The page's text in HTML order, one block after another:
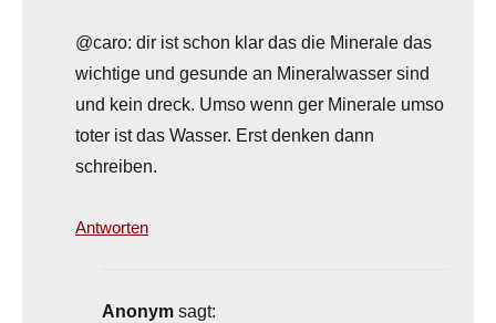
@caro: dir ist schon klar das die Minerale das
wichtige und gesunde an Mineralwasser sind
und kein dreck. Umso wenn ger Minerale umso
toter ist das Wasser. Erst denken dann
schreiben.
Antworten
Anonym sagt: